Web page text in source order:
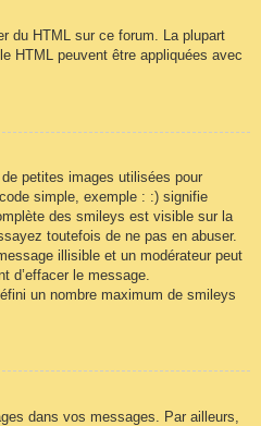
du HTML sur ce forum. La plupart
HTML peuvent être appliquées avec
petites images utilisées pour
simple, exemple : :) signifie
des smileys est visible sur la
toutefois de ne pas en abuser.
illisible et un modérateur peut
d’effacer le message.
un nombre maximum de smileys
dans vos messages. Par ailleurs,